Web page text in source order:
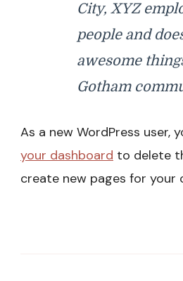
City, XYZ
people and
awesome
Gotham
As a new WordPress user,
your dashboard to delete
create new pages for your